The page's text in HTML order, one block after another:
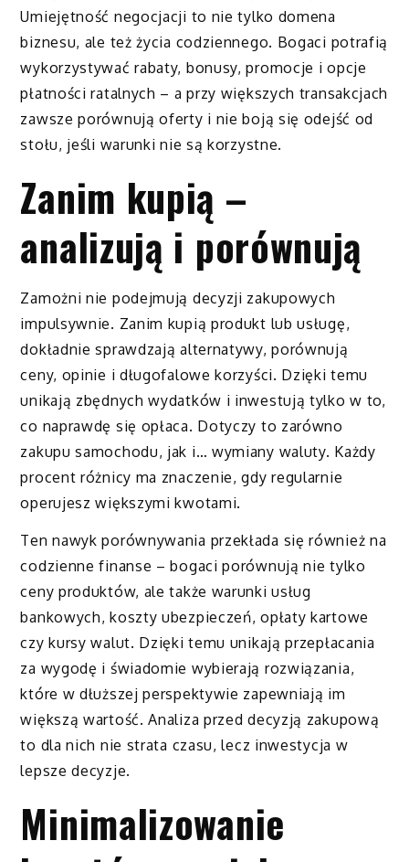
Umiejętność negocjacji to nie tylko domena
biznesu, ale też życia codziennego. Bogaci potrafią
wykorzystywać rabaty, bonusy, promocje i opcje
płatności ratalnych – a przy większych transakcjach
zawsze porównują oferty i nie boją się odejść od
stołu, jeśli warunki nie są korzystne.
Zanim kupią –
analizują i porównują
Zamożni nie podejmują decyzji zakupowych
impulsywnie. Zanim kupią produkt lub usługę,
dokładnie sprawdzają alternatywy, porównują
ceny, opinie i długofalowe korzyści. Dzięki temu
unikają zbędnych wydatków i inwestują tylko w to,
co naprawdę się opłaca. Dotyczy to zarówno
zakupu samochodu, jak i… wymiany waluty. Każdy
procent różnicy ma znaczenie, gdy regularnie
operujesz większymi kwotami.
Ten nawyk porównywania przekłada się również na
codzienne finanse – bogaci porównują nie tylko
ceny produktów, ale także warunki usług
bankowych, koszty ubezpieczeń, opłaty kartowe
czy kursy walut. Dzięki temu unikają przepłacania
za wygodę i świadomie wybierają rozwiązania,
które w dłuższej perspektywie zapewniają im
większą wartość. Analiza przed decyzją zakupową
to dla nich nie strata czasu, lecz inwestycja w
lepsze decyzje.
Minimalizowanie